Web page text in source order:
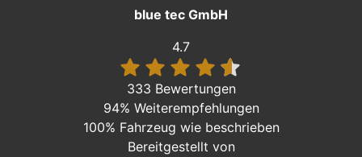
blue tec GmbH
4.7
333 Bewertungen
94% Weiterempfehlungen
100% Fahrzeug wie beschrieben
Bereitgestellt von